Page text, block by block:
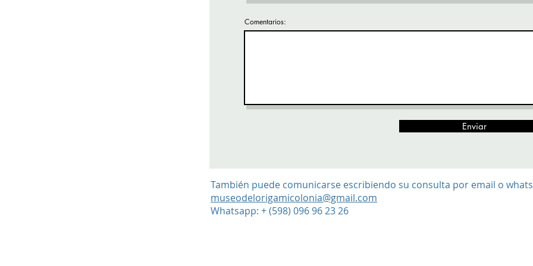
Comentarios:
Enviar
También puede comunicarse escribiendo su consulta por email o
museodelorigamicolonia@gmail.com
Whatsapp: + (598) 096 96 23 26